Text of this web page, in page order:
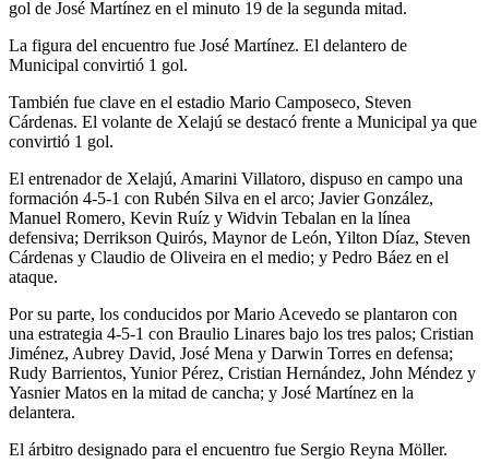
gol de José Martínez en el minuto 19 de la segunda mitad.
La figura del encuentro fue José Martínez. El delantero de
Municipal convirtió 1 gol.
También fue clave en el estadio Mario Camposeco, Steven
Cárdenas. El volante de Xelajú se destacó frente a Municipal ya que
convirtió 1 gol.
El entrenador de Xelajú, Amarini Villatoro, dispuso en campo una
formación 4-5-1 con Rubén Silva en el arco; Javier González,
Manuel Romero, Kevin Ruíz y Widvin Tebalan en la línea
defensiva; Derrikson Quirós, Maynor de León, Yilton Díaz, Steven
Cárdenas y Claudio de Oliveira en el medio; y Pedro Báez en el
ataque.
Por su parte, los conducidos por Mario Acevedo se plantaron con
una estrategia 4-5-1 con Braulio Linares bajo los tres palos; Cristian
Jiménez, Aubrey David, José Mena y Darwin Torres en defensa;
Rudy Barrientos, Yunior Pérez, Cristian Hernández, John Méndez y
Yasnier Matos en la mitad de cancha; y José Martínez en la
delantera.
El árbitro designado para el encuentro fue Sergio Reyna Möller.